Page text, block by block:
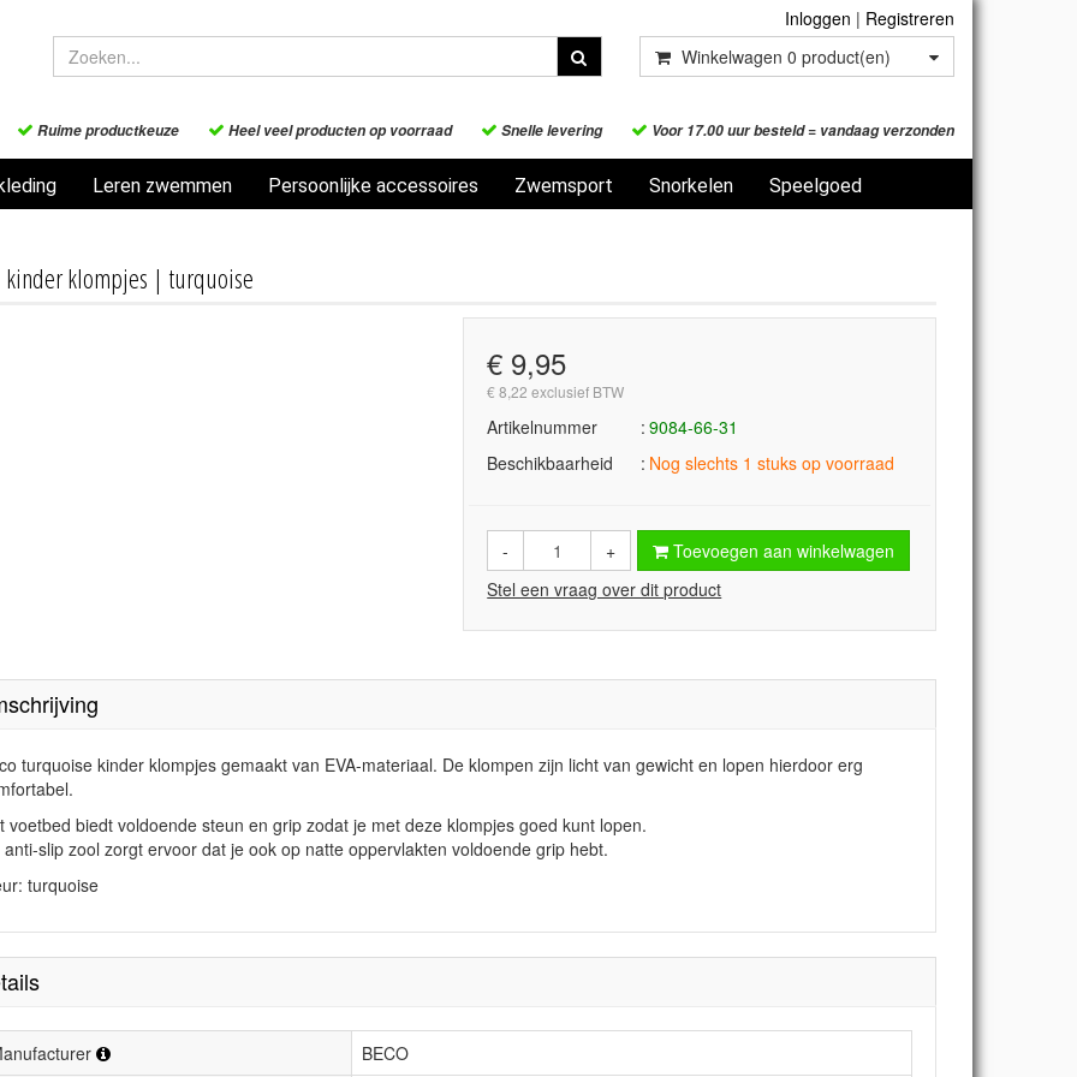
Inloggen | Registreren
Winkelwagen 0 product(en)
Ruime productkeuze Heel veel producten op voorraad Snelle levering Voor 17.00 uur besteld = vandaag verzonden
Leren zwemmen Persoonlijke accessoires Zwemsport Snorkelen Speelgoed
kinder klompjes | turquoise
€ 9,95
€ 8,22 exclusief BTW
Artikelnummer
9084-66-31
Beschikbaarheid
Nog slechts 1 stuks op voorraad
- +
Toevoegen aan winkelwagen
Stel een vraag over dit product
turquoise kinder klompjes gemaakt van EVA-materiaal. De klompen zijn licht van gewicht en lopen hierdoor erg
voetbed biedt voldoende steun en grip zodat je met deze klompjes goed kunt lopen.
anti-slip zool zorgt ervoor dat je ook op natte oppervlakten voldoende grip hebt.
turquoise
BECO